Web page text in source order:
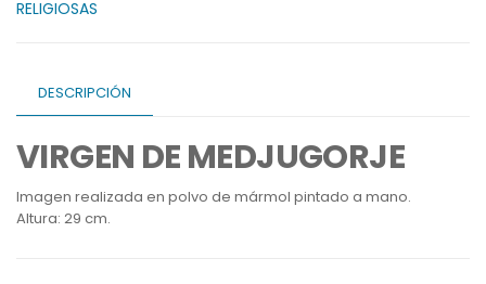
RELIGIOSAS
DESCRIPCIÓN
VIRGEN DE MEDJUGORJE
Imagen realizada en polvo de mármol pintado a mano.
Altura: 29 cm.